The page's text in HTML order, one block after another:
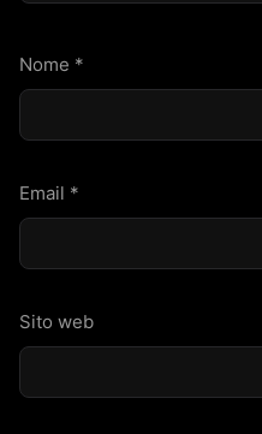
Nome *
Email *
Sito web